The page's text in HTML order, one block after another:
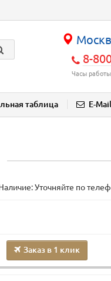
8-
Часы
таблица E-Mail
Уточняйте по
Заказ в 1 клик